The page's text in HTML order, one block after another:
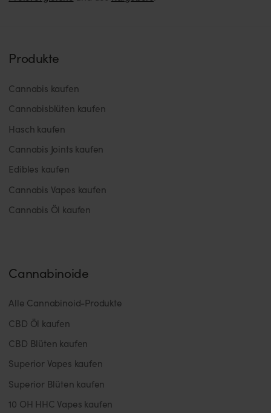
Produkte
Cannabis kaufen
Cannabisblüten kaufen
Hasch kaufen
Cannabis Joints kaufen
Edibles kaufen
Cannabis Vapes kaufen
Cannabis Öl kaufen
Cannabinoide
Alle Cannabinoid-Produkte
CBD Öl kaufen
CBD Blüten kaufen
Superior Vapes kaufen
Superior Blüten kaufen
10 OH HHC Vapes kaufen